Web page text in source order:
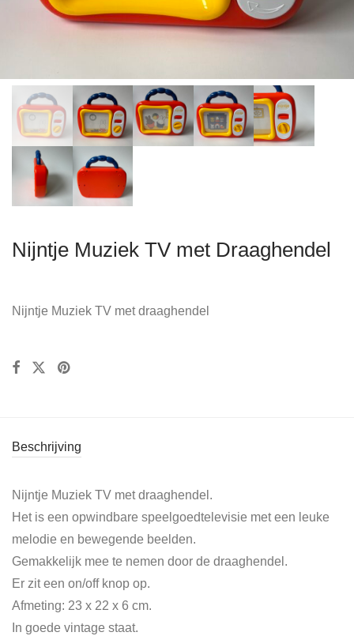
Nijntje Muziek TV met Draaghendel
Nijntje Muziek TV met draaghendel
Beschrijving
Nijntje Muziek TV met draaghendel.
Het is een opwindbare speelgoedtelevisie met een leuke
melodie en bewegende beelden.
Gemakkelijk mee te nemen door de draaghendel.
Er zit een on/off knop op.
Afmeting: 23 x 22 x 6 cm.
In goede vintage staat.